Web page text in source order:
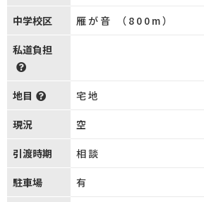
中学校区 雁が音 （800m）
私道負担
地目 宅地
現況 空
引渡時期 相談
駐車場 有